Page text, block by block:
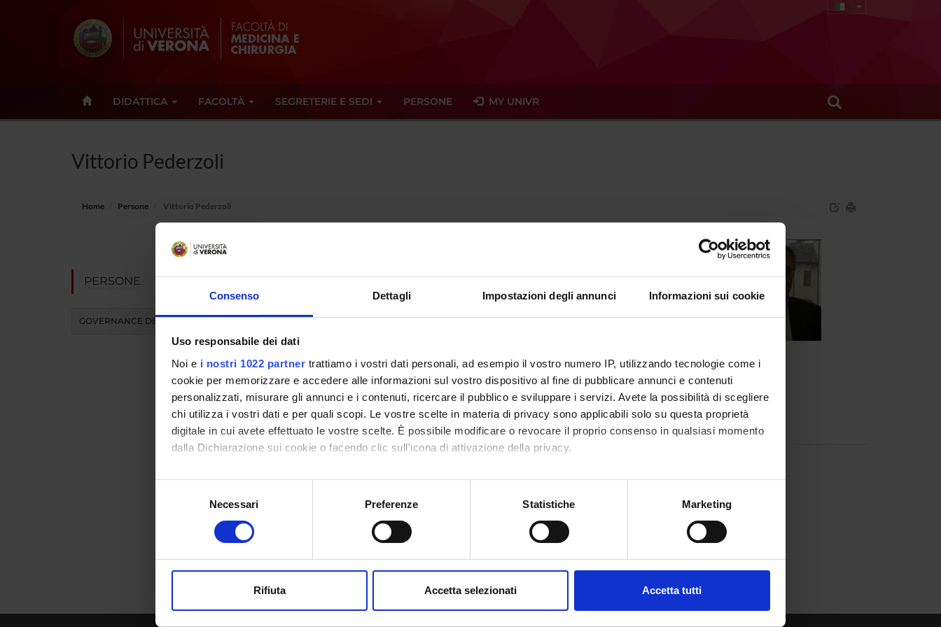
Consenso Dettagli Impostazioni degli annunci Informazioni sui cookie
Uso responsabile dei dati
Noi e i nostri 1022 partner trattiamo i vostri dati personali, ad esempio il vostro numero IP, utilizzando tecnologie come i
cookie per memorizzare e accedere alle informazioni sul vostro dispositivo al fine di pubblicare annunci e contenuti
personalizzati, misurare gli annunci e i contenuti, ricercare il pubblico e sviluppare i servizi. Avete la possibilità di scegliere
chi utilizza i vostri dati e per quali scopi. Le vostre scelte in materia di privacy sono applicabili solo su questa proprietà
digitale in cui avete effettuato le vostre scelte. È possibile modificare o revocare il proprio consenso in qualsiasi momento
dalla Dichiarazione sui cookie o facendo clic sull'icona di attivazione della privacy.
Con il tuo consenso, vorremmo anche:
raccogliere informazioni sulla tua posizione geografica, con un'approssimazione di qualche metro,
digitali).
modificare o ritirare il tuo consenso in qualsiasi momento dalla Dichiarazione sui cookie.
Necessari Preferenze Statistiche Marketing
Rifiuta Accetta selezionati Accetta tutti
DIDATTICA FACOLTÀ SEGRETERIE E SEDI PERSONE MY UNIVR
Vittorio Pederzoli
Home Persone Vittorio Pederzoli
PERSONE
GOVERNANCE DELLA FACOLTÀ
Non presente dal 1 agosto 2015
Presentazione Didattica 0 Avvisi 0 Ricerca Pubblicazioni Incarichi